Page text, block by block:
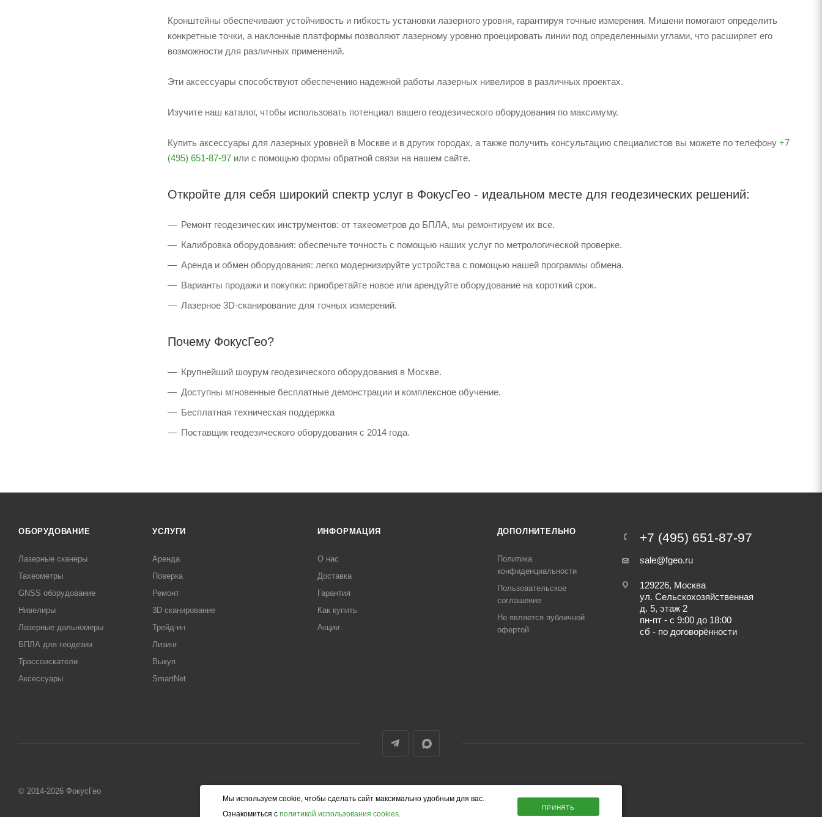
Кронштейны обеспечивают устойчивость и гибкость установки лазерного уровня, гарантируя точные измерения. Мишени помогают определить
конкретные точки, а наклонные платформы позволяют лазерному уровню проецировать линии под определенными углами, что расширяет его
возможности для различных применений.
Эти аксессуары способствуют обеспечению надежной работы лазерных нивелиров в различных проектах.
Изучите наш каталог, чтобы использовать потенциал вашего геодезического оборудования по максимуму.
Купить аксессуары для лазерных уровней в Москве и в других городах, а также получить консультацию специалистов вы можете по телефону +7
(495) 651-87-97 или с помощью формы обратной связи на нашем сайте.
Откройте для себя широкий спектр услуг в ФокусГео - идеальном месте для геодезических решений:
Ремонт геодезических инструментов: от тахеометров до БПЛА, мы ремонтируем их все.
Калибровка оборудования: обеспечьте точность с помощью наших услуг по метрологической проверке.
Аренда и обмен оборудования: легко модернизируйте устройства с помощью нашей программы обмена.
Варианты продажи и покупки: приобретайте новое или арендуйте оборудование на короткий срок.
Лазерное 3D-сканирование для точных измерений.
Почему ФокусГео?
Крупнейший шоурум геодезического оборудования в Москве.
Доступны мгновенные бесплатные демонстрации и комплексное обучение.
Бесплатная техническая поддержка
Поставщик геодезического оборудования с 2014 года.
Мы используем cookie, чтобы сделать сайт максимально удобным для вас.
Ознакомиться с политикой использования cookies.
ПРИНЯТЬ
ОБОРУДОВАНИЕ
Лазерные сканеры
Тахеометры
GNSS оборудование
Нивелиры
Лазерные дальномеры
БПЛА для геодезии
Трассоискатели
Аксессуары
УСЛУГИ
Аренда
Поверка
Ремонт
3D сканирование
Трейд-ин
Лизинг
Выкуп
SmartNet
ИНФОРМАЦИЯ
О нас
Доставка
Гарантия
Как купить
Акции
ДОПОЛНИТЕЛЬНО
Политика
конфиденциальности
Пользовательское
соглашение
Не является публичной
офертой
+7 (495) 651-87-97
sale@fgeo.ru
129226, Москва
ул. Сельскохозяйственная
д. 5, этаж 2
пн-пт - с 9:00 до 18:00
сб - по договорённости
© 2014-2026 ФокусГео